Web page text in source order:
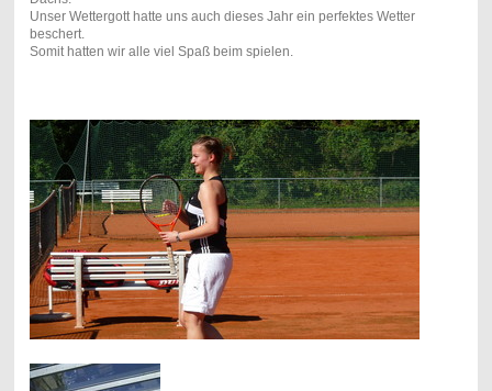
Unser Wettergott hatte uns auch dieses Jahr ein perfektes Wetter
beschert.
Somit hatten wir alle viel Spaß beim spielen.